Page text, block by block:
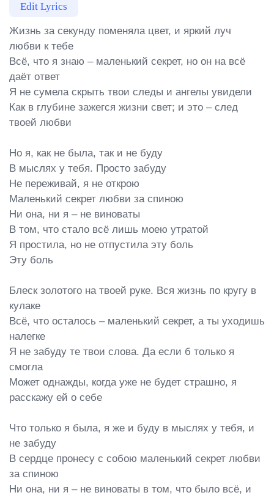
Edit Lyrics
Жизнь за секунду поменяла цвет, и яркий луч
любви к тебе
Всё, что я знаю – маленький секрет, но он на всё
даёт ответ
Я не сумела скрыть твои следы и ангелы увидели
Как в глубине зажегся жизни свет; и это – след
твоей любви
Но я, как не была, так и не буду
В мыслях у тебя. Просто забуду
Не переживай, я не открою
Маленький секрет любви за спиною
Ни она, ни я – не виноваты
В том, что стало всё лишь моею утратой
Я простила, но не отпустила эту боль
Эту боль
Блеск золотого на твоей руке. Вся жизнь по кругу в
кулаке
Всё, что осталось – маленький секрет, а ты уходишь
налегке
Я не забуду те твои слова. Да если б только я
смогла
Может однажды, когда уже не будет страшно, я
расскажу ей о себе
Что только я была, я же и буду в мыслях у тебя, и
не забуду
В сердце пронесу с собою маленький секрет любви
за спиною
Ни она, ни я – не виноваты в том, что было всё, и